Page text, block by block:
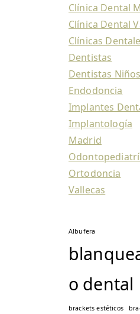
Clínica Dental
Clínica Dental
Clínicas
Dentistas
Dentistas Niños
Endodoncia
Implantes
Implantología
Madrid
Ortodoncia
Vallecas
Albufera
o dental
brackets estéticos